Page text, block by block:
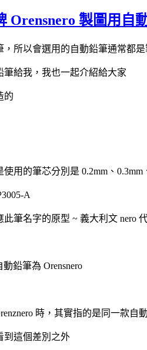
Orensnero 製圖用自
所以會選用的自動鉛筆通常都
給我，我也一起介紹給大家
的
用的筆芯分別是 0.2mm、0.3mm
A
筆名字的原型 ~ 義大利文 nero
鉛筆為 Orensnero
時，其實指的是同一款自
到這個差別之外